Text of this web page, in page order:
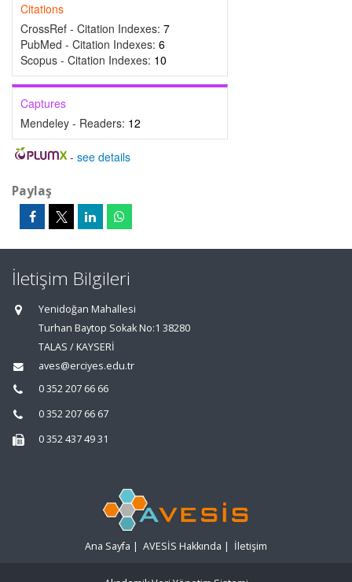
Citations
CrossRef - Citation Indexes: 7
PubMed - Citation Indexes: 6
Scopus - Citation Indexes: 10
Captures
Mendeley - Readers: 12
- see details
Paylaş
İletişim Bilgileri
Yenidoğan Mahallesi
Turhan Baytop Sokak No:1 38280
TALAS / KAYSERİ
aves@erciyes.edu.tr
0 352 207 66 66
0 352 207 66 67
0 352 437 49 31
Ana Sayfa | AVESİS Hakkında | İletişim